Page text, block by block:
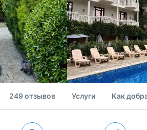
249 отзывов Услуги Как